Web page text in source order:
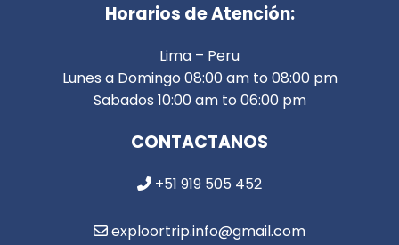
Horarios de Atención:
Lima – Peru
Lunes a Domingo 08:00 am to 08:00 pm
Sabados 10:00 am to 06:00 pm
CONTACTANOS
+51 919 505 452
exploortrip.info@gmail.com